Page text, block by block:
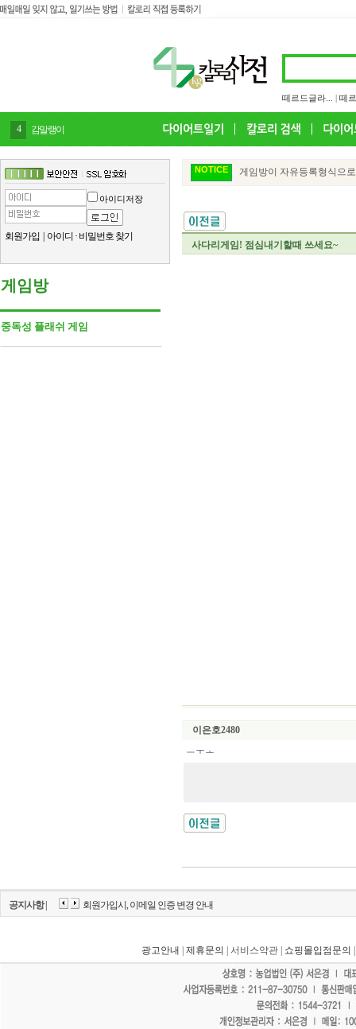
떼르드글라... 떼
4 감말랭이
아이디저장
회원가입 아이디 · 비밀번호 찾기
게임방
중독성 플래쉬 게임
NOTICE 게임방이 자유등록형식으
사다리게임! 점심내기할때 쓰세요~
이은호2480
ㅡㅜㅗ
공지사항 | 회원가입시, 이메일 인증 변경 안내
광고안내 제휴문의 | 서비스약관 | 쇼핑몰입점문의
"홈페이지 모든 게시물에